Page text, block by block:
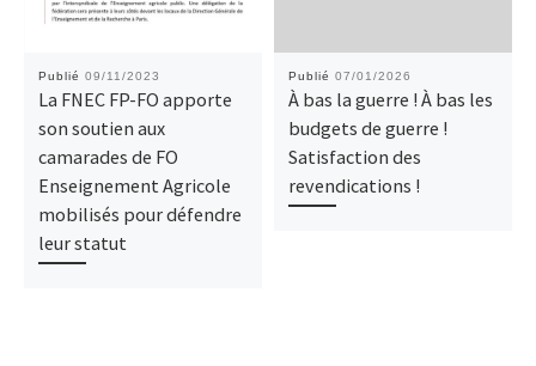
Publié 09/11/2023
La FNEC FP-FO apporte
son soutien aux
camarades de FO
Enseignement Agricole
mobilisés pour défendre
leur statut
Publié 07/01/2026
À bas la guerre ! À bas les
budgets de guerre !
Satisfaction des
revendications !